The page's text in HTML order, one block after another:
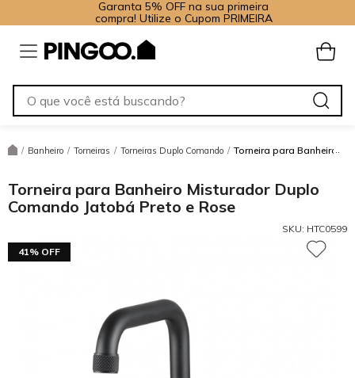
Garanta 5% OFF na sua primeira
compra! Utilize o Cupom PRIMEIRA
/ Banheiro / Torneiras / Torneiras Duplo Comando / Torneira para Banheiro
Torneira para Banheiro Misturador Duplo
Comando Jatobá Preto e Rose
SKU: HTC0599
41% OFF